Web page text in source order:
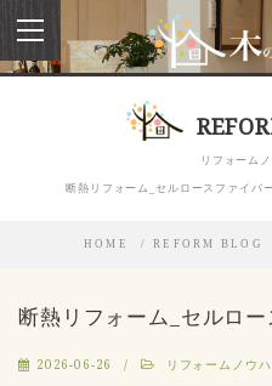
toggle
navigation
リフォーム
断熱リフォーム_セルロースファイバ
HOME REFORM BLOG
断熱リフォーム_セルロ
2026-06-26 リフォームノウ